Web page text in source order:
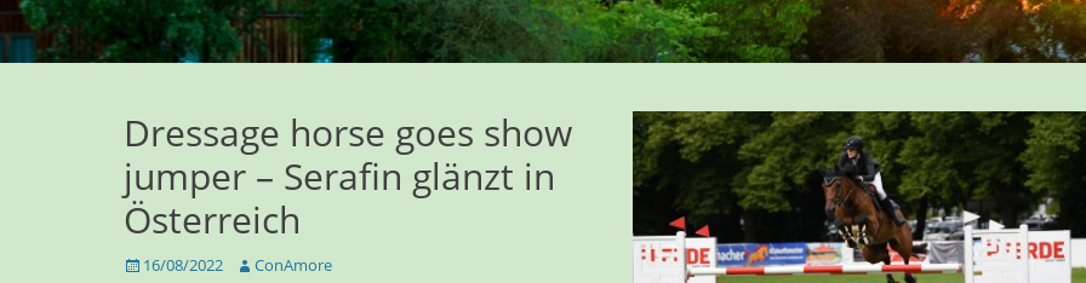
Dressage horse goes show
jumper – Serafin glänzt in
Österreich
Veröffentlicht
16/08/2022 AutorConAmore